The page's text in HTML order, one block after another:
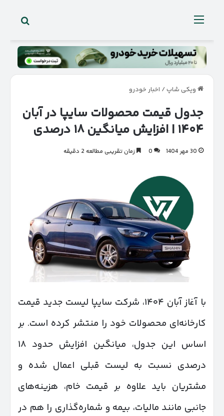
منو
ویکی شاپ/ اخبار خودرو
جدول قیمت محصولات سایپا در آبان
۱۴۰۴ | افزایش میانگین ۱۸ درصدی
30 مهر 1404 0 زمان تقریبی مطالعه 2 دقیقه
با آغاز آبان ۱۴۰۴، شرکت سایپا لیست جدید قیمت
کارخانه‌ای محصولات خود را منتشر کرده است. بر
اساس این جدول، میانگین افزایش حدود ۱۸
درصدی نسبت به لیست قبلی اعمال شده و
مشتریان باید علاوه بر قیمت خام، هزینه‌های
جانبی مانند مالیات، بیمه و شماره‌گذاری را هم در